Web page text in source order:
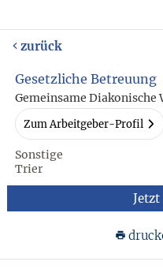
zurück
Gesetzliche Betreuung
Gemeinsame Diakonische
Zum Arbeitgeber-Profil
Sonstige
Trier
Jetzt